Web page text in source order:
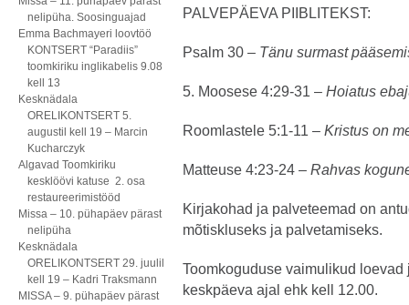
nelipüha. Soosinguajad
Emma Bachmayeri loovtöö
KONTSERT “Paradiis”
toomkiriku inglikabelis 9.08
kell 13
Kesknädala
ORELIKONTSERT 5.
augustil kell 19 – Marcin
Kucharczyk
Algavad Toomkiriku
kesklöövi katuse 2. osa
restaureerimistööd
Missa – 10. pühapäev pärast
nelipüha
Kesknädala
ORELIKONTSERT 29. juulil
kell 19 – Kadri Traksmann
MISSA – 9. pühapäev pärast
PALVEPÄEVA PIIBLITEKST:
Psalm 30 – Tänu surmast
5. Moosese 4:29-31 – Hoiatus
Roomlastele 5:1-11 – Kristus on
Matteuse 4:23-24 – Rahvas
Kirjakohad ja palveteemad on
mõtiskluseks ja palvetamiseks.
Toomkoguduse vaimulikud
keskpäeva ajal ehk kell 12.00.